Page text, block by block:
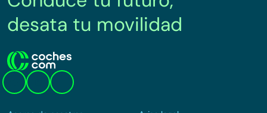
desata tu movilidad